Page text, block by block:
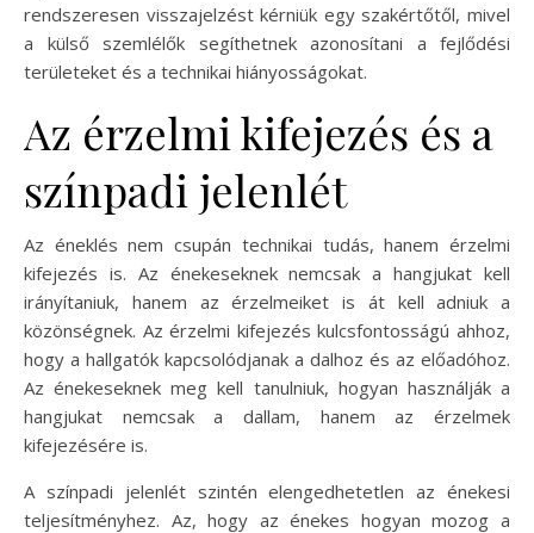
rendszeresen visszajelzést kérniük egy szakértőtől, mivel
a külső szemlélők segíthetnek azonosítani a fejlődési
területeket és a technikai hiányosságokat.
Az érzelmi kifejezés és a
színpadi jelenlét
Az éneklés nem csupán technikai tudás, hanem érzelmi
kifejezés is. Az énekeseknek nemcsak a hangjukat kell
irányítaniuk, hanem az érzelmeiket is át kell adniuk a
közönségnek. Az érzelmi kifejezés kulcsfontosságú ahhoz,
hogy a hallgatók kapcsolódjanak a dalhoz és az előadóhoz.
Az énekeseknek meg kell tanulniuk, hogyan használják a
hangjukat nemcsak a dallam, hanem az érzelmek
kifejezésére is.
A színpadi jelenlét szintén elengedhetetlen az énekesi
teljesítményhez. Az, hogy az énekes hogyan mozog a